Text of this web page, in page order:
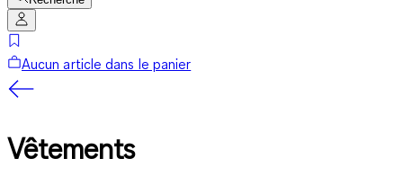
Aucun article dans le panier
Vêtements